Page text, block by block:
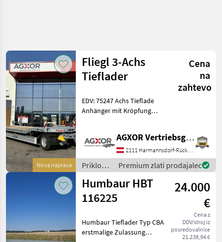
Kategorija 3 Država Filtri
TRENUTNA
POT
Kmetijska
tehnika
Priklopniki
Nizkopodni
Priklopnik
Fliegl
13
Ponastavi
135
rezultatov
Nova naprava
Fliegl 3-Achs
Tieflader
Cena
na
zahtevo
EDV: 75247 Achs Tieflade
Anhänger mit Kröpfung
Schweißkonstruktion
Drehschemel mit kräftigen
Kugeldrehkranz Heckabstüt
AGXOR Vertriebsgesellschaft Ost GmbH
2111 Harmannsdorf-Rückersdorf
Priklopniki
/ Fliegl
Premium zlati prodajalec
Humbaur HBT
116225
24.000
€
Cena z
DDV/stroj iz
posredovalnice
21.238,94 €
Humbaur Tieflader Typ CBA
erstmalige Zulassung